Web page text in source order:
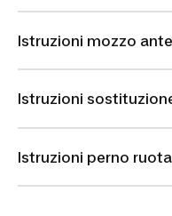
Istruzioni mozzo
Istruzioni
Istruzioni perno